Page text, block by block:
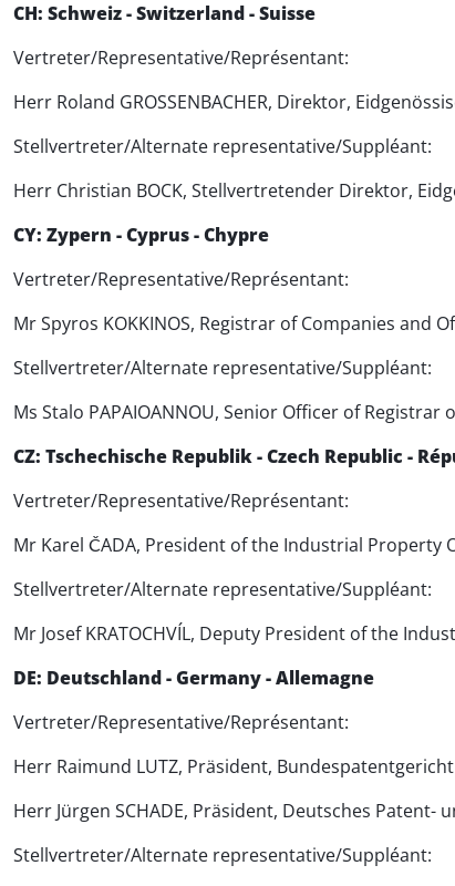
CH: Schweiz - Switzerland - Suisse
Vertreter/Representative/Représentant:
Herr Roland GROSSENBACHER, Direktor,
Stellvertreter/Alternate representative/Suppléant:
Herr Christian BOCK, Stellvertretender Direktor,
CY: Zypern - Cyprus - Chypre
Vertreter/Representative/Représentant:
Mr Spyros KOKKINOS, Registrar of Companies and
Stellvertreter/Alternate representative/Suppléant:
Ms Stalo PAPAIOANNOU, Senior Officer of
CZ: Tschechische Republik - Czech Republic -
Vertreter/Representative/Représentant:
Mr Karel ČADA, President of the Industrial Property
Stellvertreter/Alternate representative/Suppléant:
Mr Josef KRATOCHVÍL, Deputy President of the
DE: Deutschland - Germany - Allemagne
Vertreter/Representative/Représentant:
Herr Raimund LUTZ, Präsident, Bundespatentgericht
Herr Jürgen SCHADE, Präsident, Deutsches Patent-
Stellvertreter/Alternate representative/Suppléant: